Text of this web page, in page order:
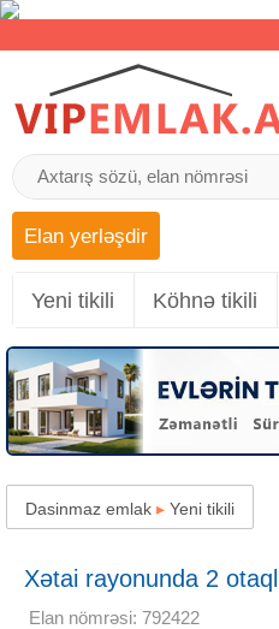
Elan yerləşdir
Yeni tikili Köhnə tikili
Dasinmaz emlak ▸ Yeni tikili
Xətai rayonunda 2
m²
Elan nömrəsi: 792422